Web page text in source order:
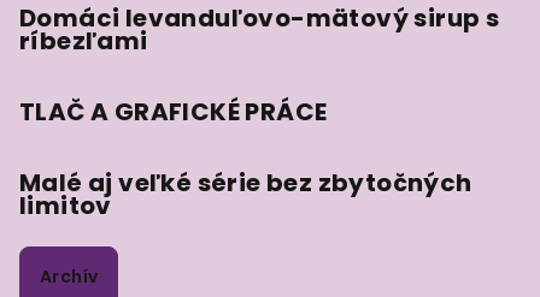
Domáci levanduľovo-mätový sirup s
ríbezľami
TLAČ A GRAFICKÉ PRÁCE
Malé aj veľké série bez zbytočných
limitov
Archív